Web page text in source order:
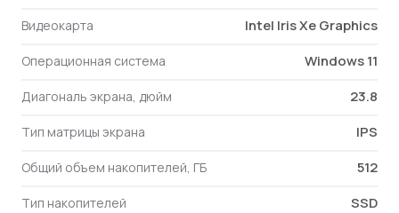
Видеокарта Intel Iris Xe Graphics
Операционная система Windows 11
Диагональ экрана, дюйм 23.8
Тип матрицы экрана IPS
Общий объем накопителей, ГБ 512
Тип накопителей SSD